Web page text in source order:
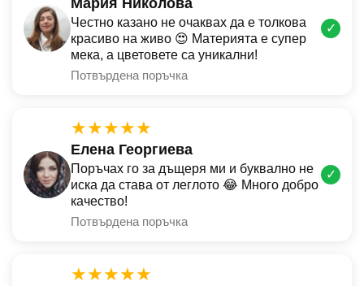
Честно казано не очаквах да е толкова
красиво на живо 😍 Материята е супер
мека, а цветовете са уникални!
Потвърдена поръчка
✓
★★★★★
Елена Георгиева
Поръчах го за дъщеря ми и буквално не
иска да става от леглото 😂 Много добро
качество!
Потвърдена поръчка
✓
★★★★★